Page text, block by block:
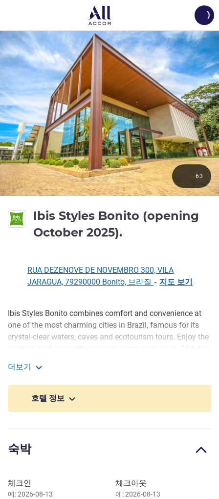
Ibis Styles Bonito (opening
October 2025).
63
RUA DEZENOVE DE NOVEMBRO 300, VILA
JARAGUA, 79290000 Bonito, 브라질 - 지도 보기
호텔설명
Ibis Styles Bonito combines comfort and convenience at
one of the most charming cities in Brazil, famous for its
crystal-clear waters, caves and ecotourism tours. Enjoy the
to 4 people, ideal for families, with air conditioning, car
parking and events area, for a complete stay in Bonito.
Ibis Styles Bonito hotel in Bonito, MS, offers comfort and
spacious 34-m² rooms ideal for families, with air
and children, free and secure car parking right in front of
Bonito, Brazil.
더보기
호텔 정보
숙박
이 호텔 예약하기
체크인
예: 2026-08-13
체크아웃
예: 2026-08-13